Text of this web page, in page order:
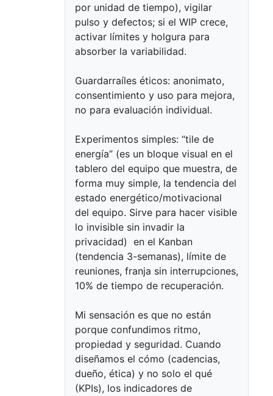
por unidad de tiempo), vigilar
pulso y defectos; si el WIP crece,
activar límites y holgura para
absorber la variabilidad.
Guardarraíles éticos: anonimato,
consentimiento y uso para mejora,
no para evaluación individual.
Experimentos simples: “tile de
energía” (es un bloque visual en el
tablero del equipo que muestra, de
forma muy simple, la tendencia del
estado energético/motivacional
del equipo. Sirve para hacer visible
lo invisible sin invadir la
privacidad) en el Kanban
(tendencia 3-semanas), límite de
reuniones, franja sin interrupciones,
10% de tiempo de recuperación.
Mi sensación es que no están
porque confundimos ritmo,
propiedad y seguridad. Cuando
diseñamos el cómo (cadencias,
dueño, ética) y no solo el qué
(KPIs), los indicadores de